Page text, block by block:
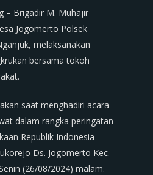
– Brigadir M. Muhajir
Jogomerto Polsek
melaksanakan
bersama tokoh
saat menghadiri acara
dalam rangka peringatan
Republik Indonesia
Ds. Jogomerto Kec.
(26/08/2024) malam.